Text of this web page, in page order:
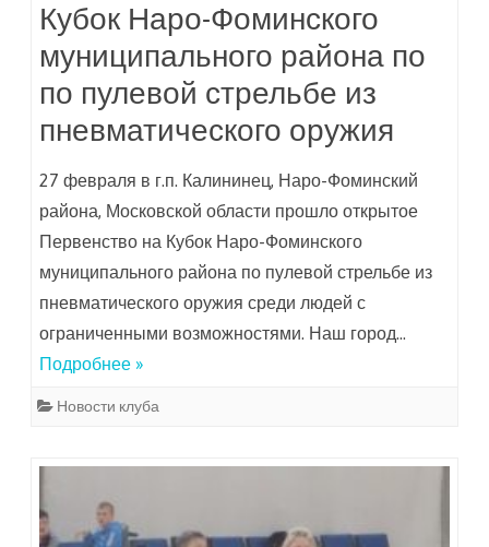
Кубок Наро-Фоминского
муниципального района по
по пулевой стрельбе из
пневматического оружия
27 февраля в г.п. Калининец, Наро-Фоминский
района, Московской области прошло открытое
Первенство на Кубок Наро-Фоминского
муниципального района по пулевой стрельбе из
пневматического оружия среди людей с
ограниченными возможностями. Наш город…
Подробнее »
Новости клуба